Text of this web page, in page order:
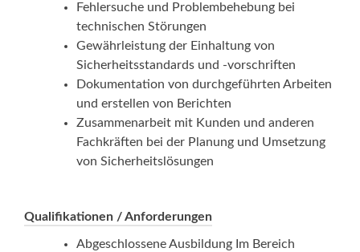
Fehlersuche und Problembehebung bei
technischen Störungen
Gewährleistung der Einhaltung von
Sicherheitsstandards und -vorschriften
Dokumentation von durchgeführten Arbeiten
und erstellen von Berichten
Zusammenarbeit mit Kunden und anderen
Fachkräften bei der Planung und Umsetzung
von Sicherheitslösungen
Qualifikationen / Anforderungen
Abgeschlossene Ausbildung Im Bereich